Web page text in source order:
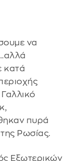
να
κατά
πυρά
Ρωσίας.
Εξωτερικών